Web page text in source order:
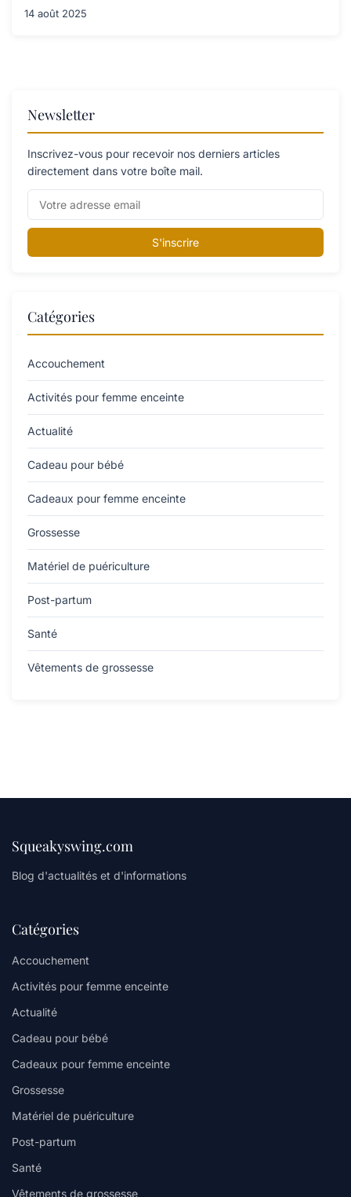
14 août 2025
Newsletter
Inscrivez-vous pour recevoir nos derniers articles
directement dans votre boîte mail.
S'inscrire
Catégories
Accouchement
Activités pour femme enceinte
Actualité
Cadeau pour bébé
Cadeaux pour femme enceinte
Grossesse
Matériel de puériculture
Post-partum
Santé
Vêtements de grossesse
Squeakyswing.com
Blog d'actualités et d'informations
Catégories
Accouchement
Activités pour femme enceinte
Actualité
Cadeau pour bébé
Cadeaux pour femme enceinte
Grossesse
Matériel de puériculture
Post-partum
Santé
Vêtements de grossesse